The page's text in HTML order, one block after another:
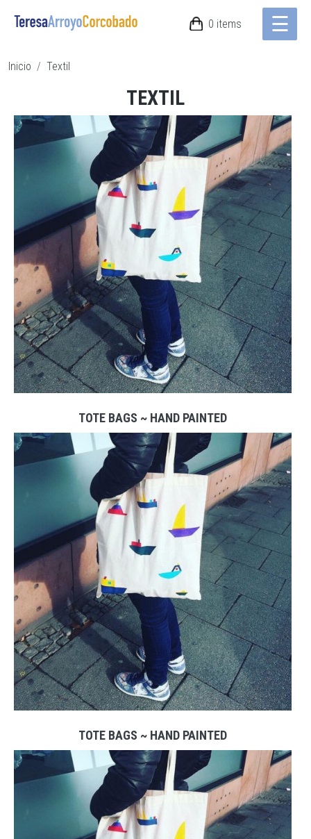
Pasar al contenido principal ☰
0 items
Ruta de navegación
Inicio Textil
TEXTIL
TOTE BAGS ~ HAND PAINTED
TOTE BAGS ~ HAND PAINTED